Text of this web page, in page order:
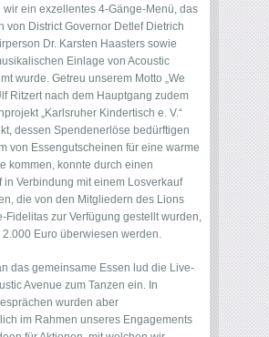
wir ein exzellentes 4-Gänge-Menü, das
von District Governor Detlef Dietrich
Dr. Karsten Haasters sowie
Einlage von Acoustic
wurde. Getreu unserem Motto „We
Ritzert nach dem Hauptgang zudem
„Karlsruher Kindertisch e. V.“
dessen Spendenerlöse bedürftigen
von Essengutscheinen für eine warme
kommen, konnte durch einen
in Verbindung mit einem Losverkauf
die von den Mitgliedern des Lions
Fidelitas zur Verfügung gestellt wurden,
Euro überwiesen werden.
das gemeinsame Essen lud die Live-
Avenue zum Tanzen ein. In
wurden aber
im Rahmen unseres Engagements